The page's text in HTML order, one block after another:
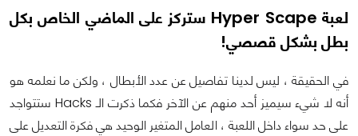
لعبة Hyper Scape ستركز على الماضي الخاص بكل
بطل بشكل قصصي!
في الحقيقة ، ليس لدينا تفاصيل عن عدد الأبطال ، ولكن ما نعلمه هو
أنه لا شيء سيميز أحد منهم عن الآخر فكما ذكرت الـ Hacks ستتواجد
على حد سواء داخل اللعبة ، العامل المتغير الوحيد هي فكرة التعديل على